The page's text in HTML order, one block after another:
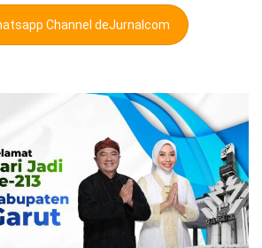
Channel deJurnalcom